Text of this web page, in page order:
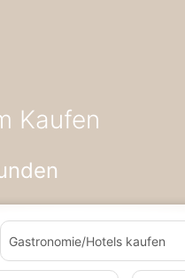
Kaufen
Gastronomie/Hotels kaufen